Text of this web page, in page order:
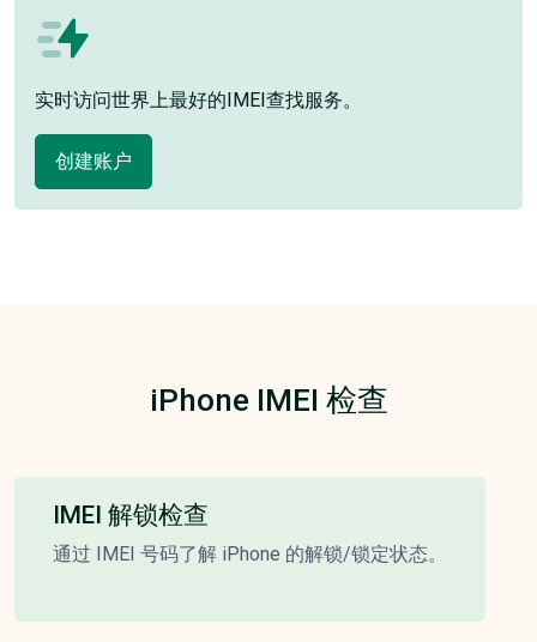
实时访问世界上最好的IMEI查找服务。
创建账户
iPhone IMEI 检查
IMEI 解锁检查
通过 IMEI 号码了解 iPhone 的解锁/锁定状态。